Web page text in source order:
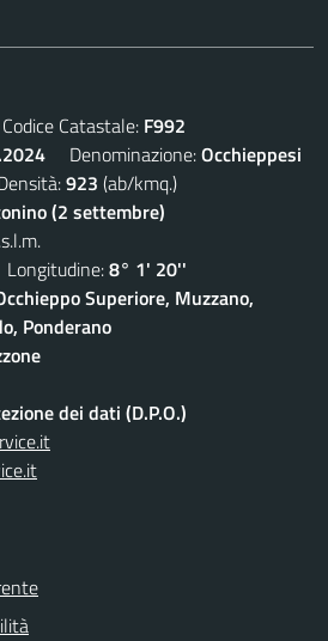
Catastale: F992
Denominazione:Occhieppesi
923 (ab/kmq.)
(2 settembre)
8° 1' 20''
Superiore, Muzzano,
Ponderano
dei dati (D.P.O.)